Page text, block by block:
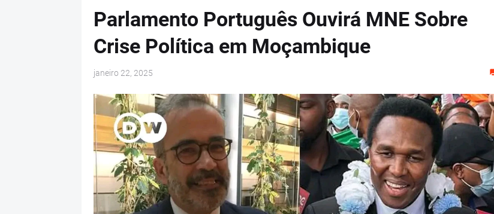
Parlamento Português Ouvirá MNE Sobre
Crise Política em Moçambique
janeiro 22, 2025